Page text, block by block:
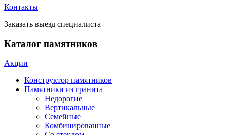
Контакты
Заказать выезд специалиста
Каталог памятников
Акции
Конструктор памятников
Памятники из гранита
Недорогие
Вертикальные
Семейные
Комбинированные